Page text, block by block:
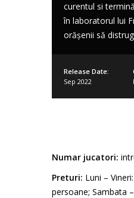
curentul si
în laboratorul lui
orășenii să
Release Date:
Sep 2022
Numar jucatori:
Preturi: Luni –
persoane; Sambata